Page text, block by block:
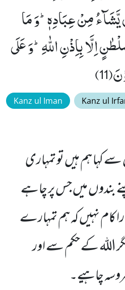
یَّشَآءُ مِنْ عِبَادِهٖؕ-وَ مَا
اِلَّا بِاِذْنِ اللّٰهِؕ-وَ عَلَى
Kanz ul Iman Kanz ul
ہم ہیں تو تمہاری
بندوں میں جس پر چاہے
کام نہیں کہ ہم تمہارے
اللہ کے حکم سے اور
چاہیے۔